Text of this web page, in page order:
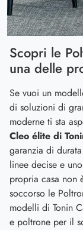
Scopri le
una delle
Se vuoi un
di soluzioni di
moderne ti sta
Cleo élite di
garanzia di
linee decise e
propria casa non
soccorso le
modelli di Tonin
e poltrone per il